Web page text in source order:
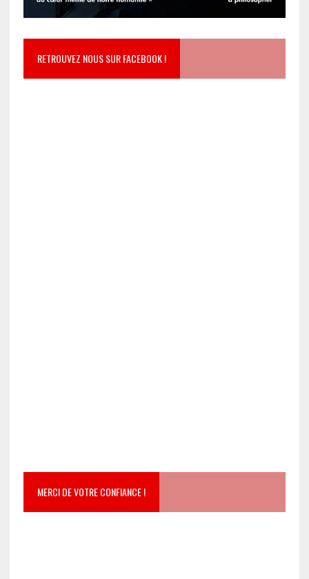
RETROUVEZ NOUS SUR FACEBOOK !
MERCI DE VOTRE CONFIANCE !